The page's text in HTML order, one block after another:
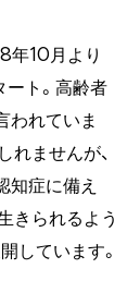
年10月より
ト。高齢者
われていま
れませんが、
知症に備え
きられるよう
しています。